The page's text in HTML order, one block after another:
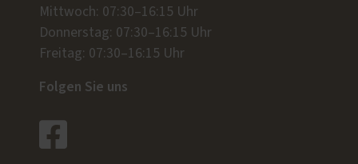
Mittwoch: 07:30–16:15 Uhr
Donnerstag: 07:30–16:15 Uhr
Freitag: 07:30–16:15 Uhr
Folgen Sie uns